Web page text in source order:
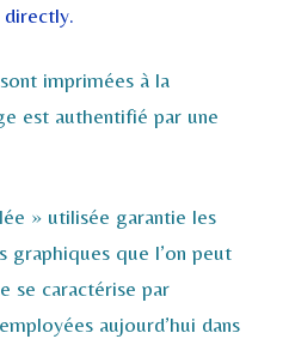
directly.
imprimées à la
est authentifié par une
» utilisée garantie les
graphiques que l’on peut
se caractérise par
aujourd’hui dans